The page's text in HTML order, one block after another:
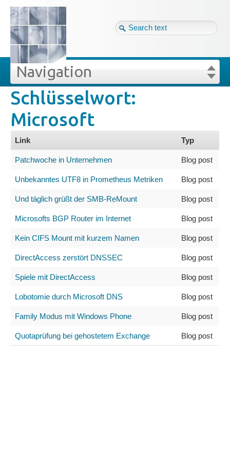
Tag cloud
Site map
Login
Forgot your password?
Navigation
Projekte
Veröffentlichungen
Blog
Impressum
Datenschutz
Schlüsselwort:
Microsoft
Link Typ
Patchwoche in Unternehmen Blog post
Unbekanntes UTF8 in Prometheus Metriken Blog post
Und täglich grüßt der SMB-ReMount Blog post
Microsofts BGP Router im Internet Blog post
Kein CIFS Mount mit kurzem Namen Blog post
DirectAccess zerstört DNSSEC Blog post
Spiele mit DirectAccess Blog post
Lobotomie durch Microsoft DNS Blog post
Family Modus mit Windows Phone Blog post
Quotaprüfung bei gehostetem Exchange Blog post